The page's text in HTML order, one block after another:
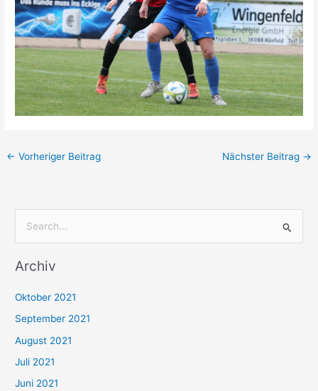
← Vorheriger Beitrag Nächster Beitrag →
c
n
n
a
c
Archiv
Oktober 2021
September 2021
August 2021
Juli 2021
Juni 2021